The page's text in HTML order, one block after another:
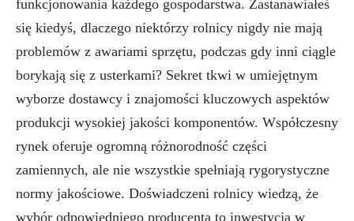
funkcjonowania każdego gospodarstwa. Zastanawiałeś
się kiedyś, dlaczego niektórzy rolnicy nigdy nie mają
problemów z awariami sprzętu, podczas gdy inni ciągle
borykają się z usterkami? Sekret tkwi w umiejętnym
wyborze dostawcy i znajomości kluczowych aspektów
produkcji wysokiej jakości komponentów. Współczesny
rynek oferuje ogromną różnorodność części
zamiennych, ale nie wszystkie spełniają rygorystyczne
normy jakościowe. Doświadczeni rolnicy wiedzą, że
wybór odpowiedniego producenta to inwestycja w